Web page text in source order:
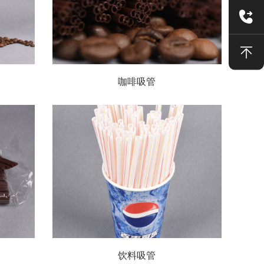
咖啡吸管
饮料吸管